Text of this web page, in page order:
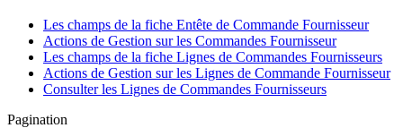
Les champs de la fiche Entête de Commande Fournisseur
Actions de Gestion sur les Commandes Fournisseur
Les champs de la fiche Lignes de Commandes Fournisseurs
Actions de Gestion sur les Lignes de Commande Fournisseur
Consulter les Lignes de Commandes Fournisseurs
Pagination